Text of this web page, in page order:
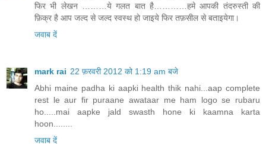
फिर भी लेखन ………ये गलत बात है…………हमे आपकी तंदरुस्ती की
फ़िक्र है आप जल्द से जल्द स्वस्थ हो जाइये फिर तफ़सील से बताइयेगा।
जवाब दें
mark rai 22 फ़रवरी 2012 को 1:19 am बजे
Abhi maine padha ki aapki health thik nahi...aap complete
rest le aur fir puraane awataar me ham logo se rubaru
ho.....mai aapke jald swasth hone ki kaamna karta
hoon........
जवाब दें